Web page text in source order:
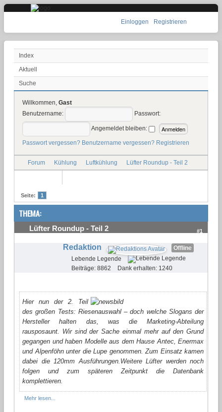
Einloggen Registrieren
Index
Aktuell
Suche
Willkommen, Gast
Benutzername:
Passwort:
Angemeldet bleiben:
Passwort vergessen? Benutzername vergessen? Registrieren
Forum Kühlung Luftkühlung Lüfter Roundup - Teil 2
Seite: 1
THEMA:
Lüfter Roundup - Teil 2 #1
Redaktion
Offline
Lebende Legende
Beiträge: 8862
Dank erhalten: 1240
Hier nun der 2. Teil
des großen Tests: Riesenauswahl – doch welche Slogans der
Hersteller halten das, was die Marketing-Abteilung
rausposaunt. Wir sind der Sache einmal mehr auf den Grund
gegangen und haben Modelleaus dem Hause Antec, Enermax
und Alpenföhn unter die Lupe genommen. Zum Einsatz kamen
dabei die 120mm Ausführungen. Weitere Lüfter werden noch
folgen und zum späteren Zeitpunkt die Datenbank
komplettieren.
Mehr lesen...